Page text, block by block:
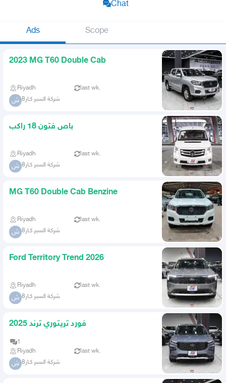
Chat
Ads Scope
2023 MG T60 Double Cab
Riyadh last wk.
ش شركة السبر كـار8
باص فتون 18 راكب
Riyadh last wk.
ش شركة السبر كـار8
MG T60 Double Cab Benzine
Riyadh last wk.
ش شركة السبر كـار8
Ford Territory Trend 2026
Riyadh last wk.
ش شركة السبر كـار8
فورد تريتوري ترند 2025
1
Riyadh
last wk.
ش شركة السبر كـار8